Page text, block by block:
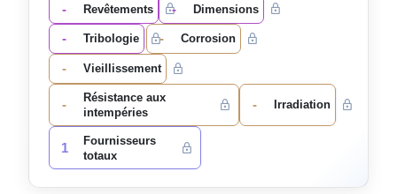
- Revêtements - Dimensions
- Tribologie - Corrosion
- Vieillissement
-
Résistance aux
intempéries
- Irradiation
1
Fournisseurs
totaux